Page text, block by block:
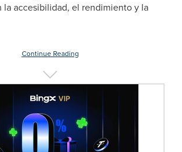
accesibilidad, el rendimiento y la
Continue Reading